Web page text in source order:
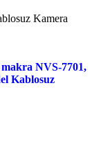
Kamera
NVS-7701,
Kablosuz